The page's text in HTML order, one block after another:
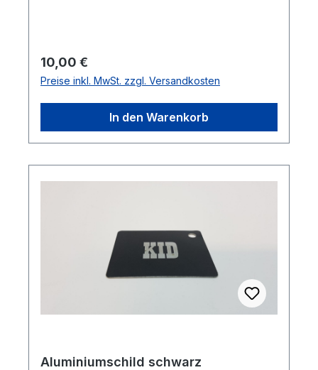
Regulärer Preis:
10,00 €
Preise inkl. MwSt. zzgl. Versandkosten
In den Warenkorb
Aluminiumschild schwarz